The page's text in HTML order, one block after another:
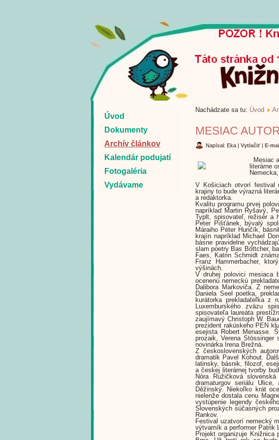
Úvod
Dokumenty
Archív článkov
Kalendár podujatí
Fotogaléria
Vydávame
Nachádzate sa tu: Úvod
MESIAC
Napísal: Eka | Vytlačiť | E-
Mesiac
literárne
V Košiciach otvorí festival
krajiny to bude výrazná
a redaktorka.
Kvalitu programu prvej
napríklad Martin Ryšavý,
Typlt, spisovateľ, režisér a
Peter Pišťánek, bývalý
Máraiho Péter Hunčík,
krajín napríklad Michael
básne pravidelne
slam poetry Bas Böttcher,
Faes, Katrin Schmidt
Franz Hammerbacher,
výšinách.
V druhej polovici mesiaca
ocenenú nemeckú
Dalibora Markoviča. Z
Daniela Seel poetka,
kurátorka prekladateľka z
Luxemburského zväzu
spisovateľa laureáta
zaujímavý Christoph W.
prezident rakúskeho PEN
esejista Robert Menasse.
prozaik, Verena
novinárka Irena Brežná.
Z československých
dramatik Pavel Kohout.
latinsky, básnik, filozof,
a českej literárnej tvorby
Nóra Ružičková
dramaturgov seriálu
Děžinský. Niekoľko krát
nielenže dostala cenu
vystúpenie legendy
Slovenských súčasných
Rankov.
Festival uzatvorí nemecký
výtvarník a performer Patrik
Projekt organizuje